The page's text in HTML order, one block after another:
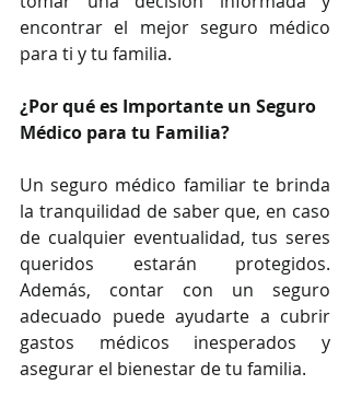
encontrar el mejor seguro médico
para ti y tu familia.
¿Por qué es Importante un Seguro
Médico para tu Familia?
Un seguro médico familiar te brinda
la tranquilidad de saber que, en caso
de cualquier eventualidad, tus seres
queridos estarán protegidos.
Además, contar con un seguro
adecuado puede ayudarte a cubrir
gastos médicos inesperados y
asegurar el bienestar de tu familia.